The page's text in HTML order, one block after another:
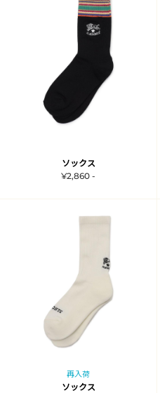
ソックス
¥2,860 -
再入荷
ソックス